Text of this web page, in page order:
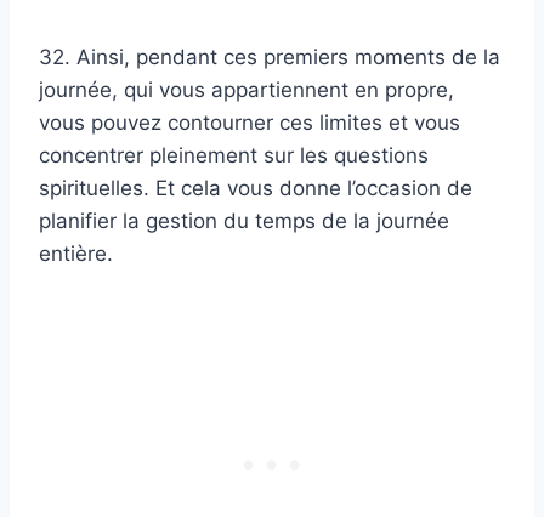
32. Ainsi, pendant ces premiers moments de la
journée, qui vous appartiennent en propre,
vous pouvez contourner ces limites et vous
concentrer pleinement sur les questions
spirituelles. Et cela vous donne l’occasion de
planifier la gestion du temps de la journée
entière.